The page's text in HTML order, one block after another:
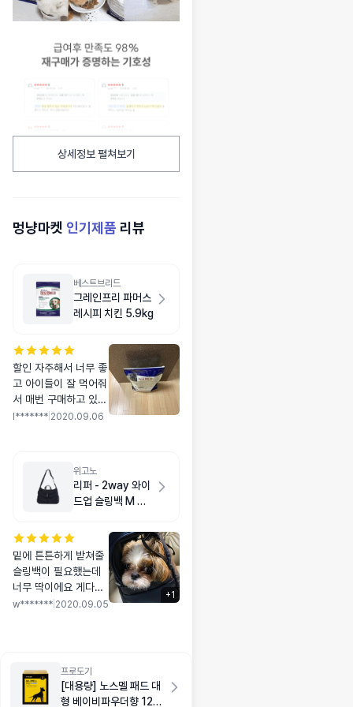
상세정보 펼쳐보기
멍냥마켓 인기제품 리뷰
베스트브리드
그레인프리 파머스
레시피 치킨 5.9kg
할인 자주해서 너무 좋
고 아이들이 잘 먹어줘
서 매번 구매하고 있어
요 ㅎㅎ 성분도 좋아서
l******* 2020.09.06
위고노
리퍼 - 2way 와이
드업 슬링백 M 다
밑에 튼튼하게 받쳐줄
슬링백이 필요했는데
너무 딱이에요 게다가
세련되고 이쁜디자인
w******* 2020.09.05
+1
프로도기
[대용량] 노스멜 패드 대
형 베이비파우더향 120